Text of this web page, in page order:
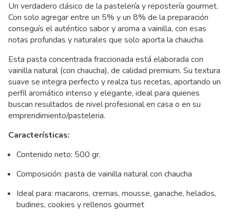
Un verdadero clásico de la pastelería y repostería gourmet.
Con solo agregar entre un 5% y un 8% de la preparación
conseguís el auténtico sabor y aroma a vainilla, con esas
notas profundas y naturales que solo aporta la chaucha.
Esta pasta concentrada fraccionada está elaborada con
vainilla natural (con chaucha), de calidad premium. Su textura
suave se integra perfecto y realza tus recetas, aportando un
perfil aromático intenso y elegante, ideal para quienes
buscan resultados de nivel profesional en casa o en su
emprendimiento/pasteleria.
Características:
Contenido neto: 500 gr.
Composición: pasta de vainilla natural con chaucha
Ideal para: macarons, cremas, mousse, ganache, helados,
budines, cookies y rellenos gourmet